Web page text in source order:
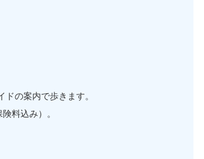
の案内で歩きます。
料込み）。